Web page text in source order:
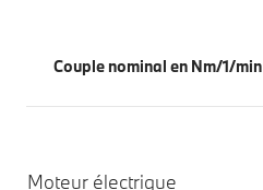
Couple nominal en Nm/1/min
Moteur électrique